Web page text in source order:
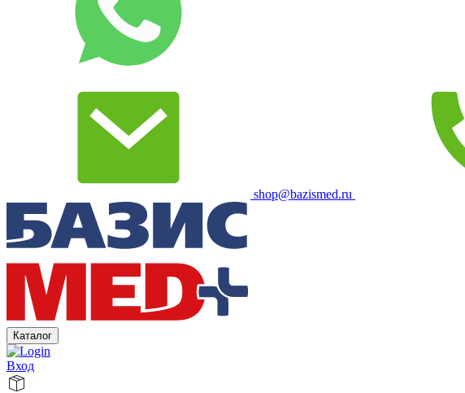
shop@bazismed.ru
Каталог
Вход